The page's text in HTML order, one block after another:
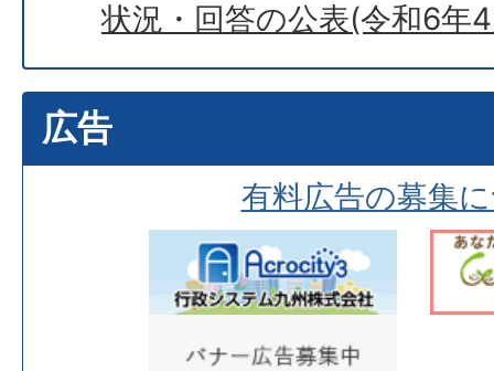
状況・回答の公表(令和6年
広告
有料広告の募集